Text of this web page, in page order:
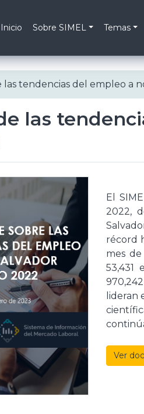
Inicio Sobre SIMEL Temas
las tendencias del empleo a
las
El
2022,
récord
mes
53,431
lideran
Ver